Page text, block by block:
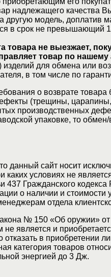
надлежащего качества
другую модель, доплатив
в срок не превышающий
товара не выезжает,
товар по нашему
для обмена или
в том числе по
о возврате товара
(трещины,
производственных
упаковке, то
данный сайт носит
условиях не
Гражданского кодекса
о наличии и стоимости
отдела
№ 150 «Об оружии»
является и
отказать в приобретении
категория товаров
энергией до 3 Дж.